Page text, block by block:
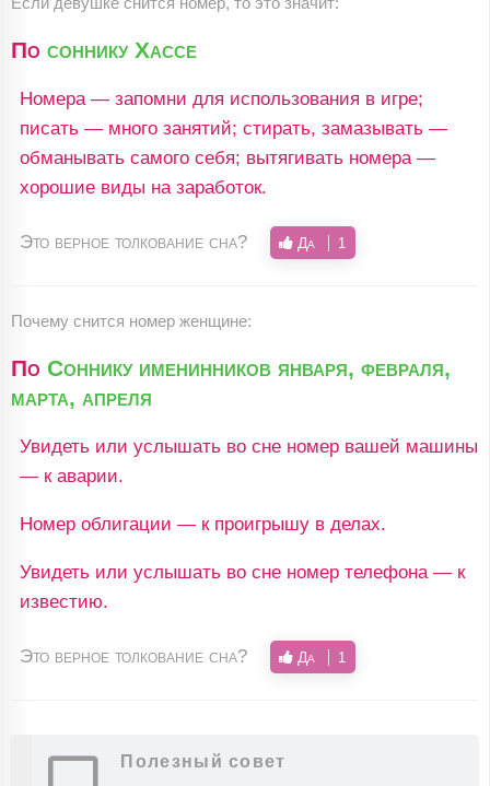
По соннику Хассе
Номера — запомни для использования в игре;
писать — много занятий; стирать, замазывать —
обманывать самого себя; вытягивать номера —
хорошие виды на заработок.
Это верное толкование сна? Да 1
Почему снится номер женщине:
По Соннику именинников января, февраля,
марта, апреля
Увидеть или услышать во сне номер вашей машины
— к аварии.
Номер облигации — к проигрышу в делах.
Увидеть или услышать во сне номер телефона — к
известию.
Это верное толкование сна? Да 1
Полезный совет